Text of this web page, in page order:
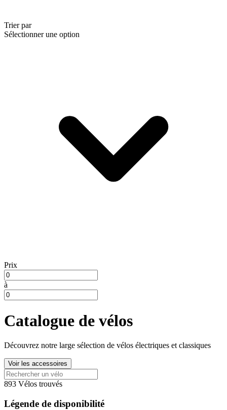
Trier par
Sélectionner une option
Prix
à
Catalogue de vélos
Découvrez notre large sélection de vélos électriques et classiques
Voir les accessoires
893 Vélos trouvés
Légende de disponibilité